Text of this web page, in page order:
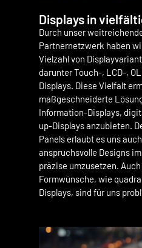
Displays in
Durch unser
Partnernetzwerk haben
Vielzahl von
darunter Touch-, LCD-,
Displays. Diese Vielfalt
maßgeschneiderte
Information-Displays,
up-Displays anzubieten.
Panels erlaubt es uns
anspruchsvolle Designs
präzise umzusetzen.
Formwünsche, wie
Displays, sind für uns